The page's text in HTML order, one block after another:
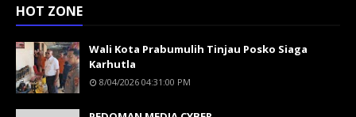
HOT ZONE
Wali Kota Prabumulih Tinjau Posko Siaga
Karhutla
8/04/2026 04:31:00 PM